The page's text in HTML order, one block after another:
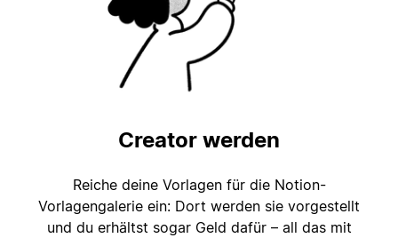
Creator werden
Reiche deine Vorlagen für die Notion-
Vorlagengalerie ein: Dort werden sie vorgestellt
und du erhältst sogar Geld dafür – all das mit